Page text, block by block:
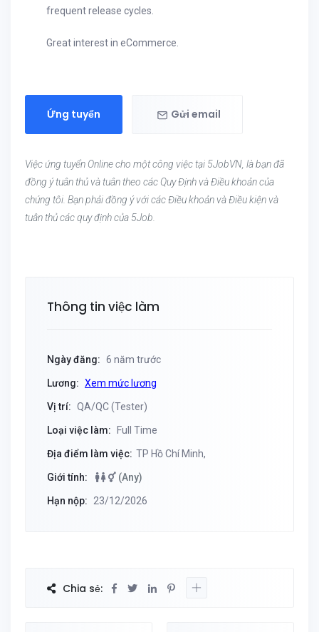
frequent release cycles.
Great interest in eCommerce.
Ứng tuyển Gửi email
Việc ứng tuyển Online cho một công việc tại 5JobVN, là bạn đã
đồng ý tuân thủ và tuân theo các Quy Định và Điều khoản của
chúng tôi. Bạn phải đồng ý với các Điều khoản và Điều kiện và
tuân thủ các quy định của 5Job.
Thông tin việc làm
Ngày đăng: 6 năm trước
Lương: Xem mức lương
Vị trí: QA/QC (Tester)
Loại việc làm: Full Time
Địa điểm làm việc: TP Hồ Chí Minh,
Giới tính: (Any)
Hạn nộp: 23/12/2026
Chia sẻ: